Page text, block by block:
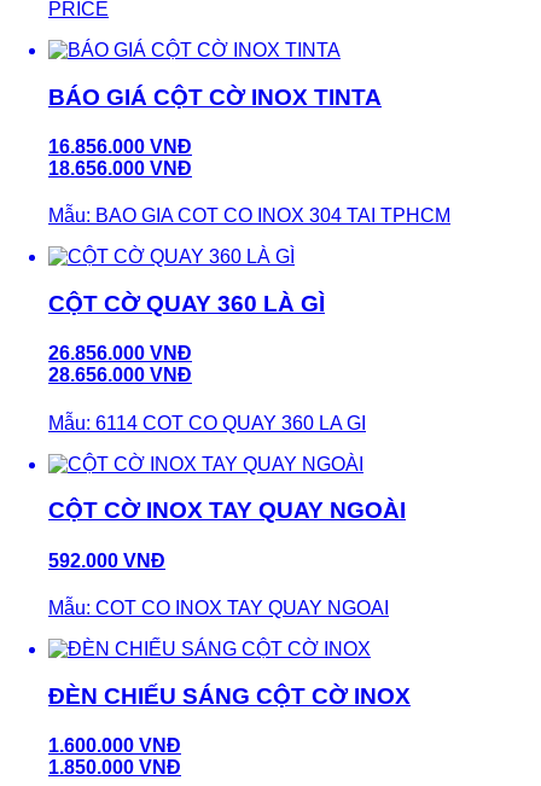
PRICE
BÁO GIÁ CỘT CỜ INOX TINTA
16.856.000 VNĐ
18.656.000 VNĐ
Mẫu: BAO GIA COT CO INOX 304 TAI TPHCM
CỘT CỜ QUAY 360 LÀ GÌ
26.856.000 VNĐ
28.656.000 VNĐ
Mẫu: 6114 COT CO QUAY 360 LA GI
CỘT CỜ INOX TAY QUAY NGOÀI
592.000 VNĐ
Mẫu: COT CO INOX TAY QUAY NGOAI
ĐÈN CHIẾU SÁNG CỘT CỜ INOX
1.600.000 VNĐ
1.850.000 VNĐ